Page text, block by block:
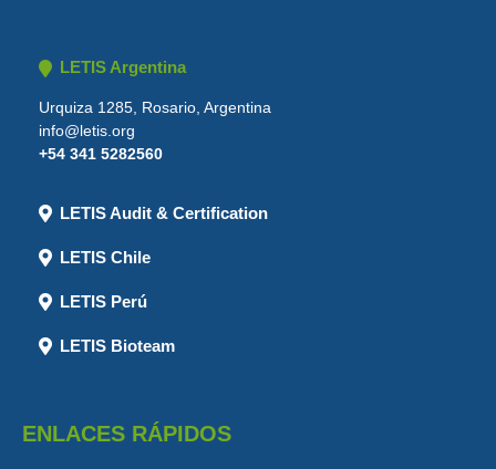
LETIS Argentina
Urquiza 1285, Rosario, Argentina
info@letis.org
+54 341 5282560
LETIS Audit & Certification
LETIS Chile
LETIS Perú
LETIS Bioteam
ENLACES RÁPIDOS